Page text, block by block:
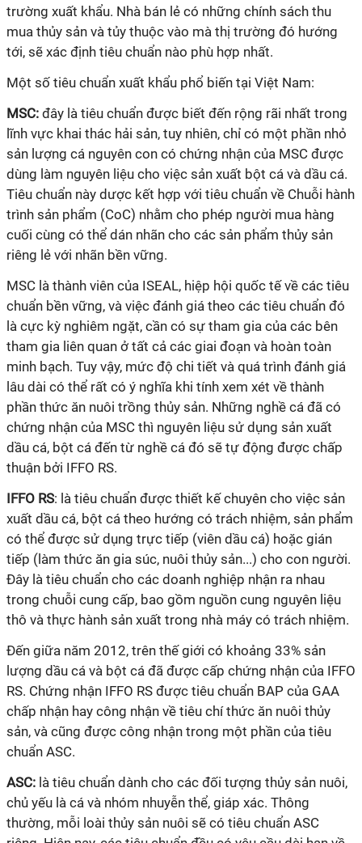
trường xuất khẩu. Nhà bán lẻ có những chính sách thu
mua thủy sản và tủy thuộc vào mà thị trường đó hướng
tới, sẽ xác định tiêu chuẩn nào phù hợp nhất.
Một số tiêu chuẩn xuất khẩu phổ biến tại Việt Nam:
MSC: đây là tiêu chuẩn được biết đến rộng rãi nhất trong
lĩnh vực khai thác hải sản, tuy nhiên, chỉ có một phần nhỏ
sản lượng cá nguyên con có chứng nhận của MSC được
dùng làm nguyên liệu cho việc sản xuất bột cá và dầu cá.
Tiêu chuẩn này dược kết hợp với tiêu chuẩn về Chuỗi hành
trình sản phẩm (CoC) nhằm cho phép người mua hàng
cuối cùng có thể dán nhãn cho các sản phẩm thủy sản
riêng lẻ với nhãn bền vững.
MSC là thành viên của ISEAL, hiệp hội quốc tế về các tiêu
chuẩn bền vững, và việc đánh giá theo các tiêu chuẩn đó
là cực kỳ nghiêm ngặt, cần có sự tham gia của các bên
tham gia liên quan ở tất cả các giai đoạn và hoàn toàn
minh bạch. Tuy vậy, mức độ chi tiết và quá trình đánh giá
lâu dài có thể rất có ý nghĩa khi tính xem xét về thành
phần thức ăn nuôi trồng thủy sản. Những nghề cá đã có
chứng nhận của MSC thì nguyên liệu sử dụng sản xuất
dầu cá, bột cá đến từ nghề cá đó sẽ tự động được chấp
thuận bởi IFFO RS.
IFFO RS: là tiêu chuẩn được thiết kế chuyên cho việc sản
xuất dầu cá, bột cá theo hướng có trách nhiệm, sản phẩm
có thể được sử dụng trực tiếp (viên dầu cá) hoặc gián
tiếp (làm thức ăn gia súc, nuôi thủy sản...) cho con người.
Đây là tiêu chuẩn cho các doanh nghiệp nhận ra nhau
trong chuỗi cung cấp, bao gồm nguồn cung nguyên liệu
thô và thực hành sản xuất trong nhà máy có trách nhiệm.
Đến giữa năm 2012, trên thế giới có khoảng 33% sản
lượng dầu cá và bột cá đã được cấp chứng nhận của IFFO
RS. Chứng nhận IFFO RS được tiêu chuẩn BAP của GAA
chấp nhận hay công nhận về tiêu chí thức ăn nuôi thủy
sản, và cũng được công nhận trong một phần của tiêu
chuẩn ASC.
ASC: là tiêu chuẩn dành cho các đối tượng thủy sản nuôi,
chủ yếu là cá và nhóm nhuyễn thể, giáp xác. Thông
thường, mỗi loài thủy sản nuôi sẽ có tiêu chuẩn ASC